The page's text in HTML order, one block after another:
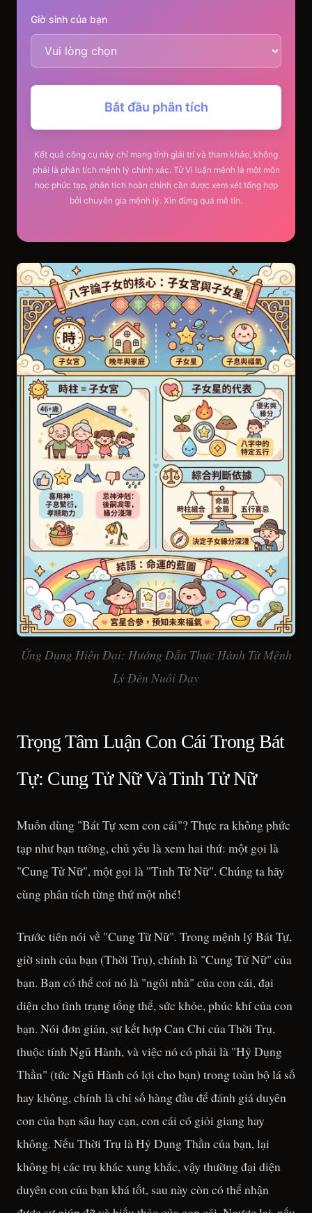
Giờ sinh của bạn
Bắt đầu phân tích
Kết quả công cụ này chỉ mang tính giải trí và tham khảo, không
phải là phân tích mệnh lý chính xác. Tử Vi luận mệnh là một môn
học phức tạp, phân tích hoàn chỉnh cần được xem xét tổng hợp
bởi chuyên gia mệnh lý. Xin đừng quá mê tín.
Ứng Dụng Hiện Đại: Hướng Dẫn Thực Hành Từ Mệnh
Lý Đến Nuôi Dạy
Trọng Tâm Luận Con Cái Trong Bát
Tự: Cung Tử Nữ Và Tinh Tử Nữ
Muốn dùng "Bát Tự xem con cái"? Thực ra không phức
tạp như bạn tưởng, chủ yếu là xem hai thứ: một gọi là
"Cung Tử Nữ", một gọi là "Tinh Tử Nữ". Chúng ta hãy
cùng phân tích từng thứ một nhé!
Trước tiên nói về "Cung Tử Nữ". Trong mệnh lý Bát Tự,
giờ sinh của bạn (Thời Trụ), chính là "Cung Tử Nữ" của
bạn. Bạn có thể coi nó là "ngôi nhà" của con cái, đại
diện cho tình trạng tổng thể, sức khỏe, phúc khí của con
bạn. Nói đơn giản, sự kết hợp Can Chi của Thời Trụ,
thuộc tính Ngũ Hành, và việc nó có phải là "Hỷ Dụng
Thần" (tức Ngũ Hành có lợi cho bạn) trong toàn bộ lá số
hay không, chính là chỉ số hàng đầu để đánh giá duyên
con của bạn sâu hay cạn, con cái có giỏi giang hay
không. Nếu Thời Trụ là Hỷ Dụng Thần của bạn, lại
không bị các trụ khác xung khắc, vậy thường đại diện
duyên con của bạn khá tốt, sau này còn có thể nhận